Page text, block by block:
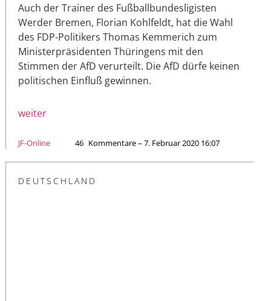
Auch der Trainer des Fußballbundesligisten
Werder Bremen, Florian Kohlfeldt, hat die Wahl
des FDP-Politikers Thomas Kemmerich zum
Ministerpräsidenten Thüringens mit den
Stimmen der AfD verurteilt. Die AfD dürfe keinen
politischen Einfluß gewinnen.
weiter
JF-Online 46 Kommentare – 7. Februar 2020 16:07
DEUTSCHLAND